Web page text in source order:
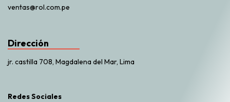
ventas@rol.com.pe
Dirección
jr. castilla 708, Magdalena del Mar, Lima
Redes Sociales